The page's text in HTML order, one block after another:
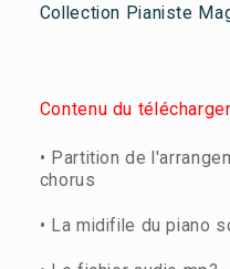
Collection Pianiste
Contenu du
• Partition de
chorus
• La midifile du piano